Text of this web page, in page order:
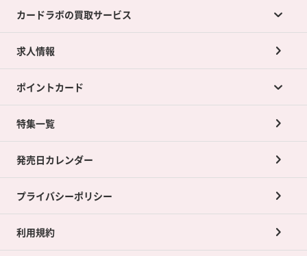
カードラボの買取サービス
カードラボの買取サービスTOP
店舗買取について
ネット買取について
買取承諾書について
求人情報
ポイントカード
ポイントカードTOP
ポイント交換景品
特集一覧
発売日カレンダー
プライバシーポリシー
利用規約